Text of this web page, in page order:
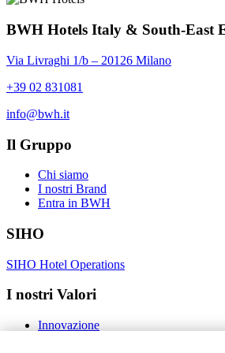
BWH Hotels Italy & South-East
Via Livraghi 1/b – 20126 Milano
+39 02 831081
info@bwh.it
Il Gruppo
Chi siamo
I nostri Brand
Entra in BWH
SIHO
SIHO Hotel Operations
I nostri Valori
Innovazione